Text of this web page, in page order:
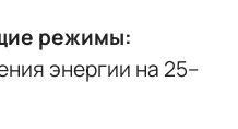
режимы:
энергии на 25–